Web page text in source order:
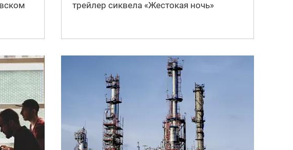
трейлер сиквела «Жестокая ночь»